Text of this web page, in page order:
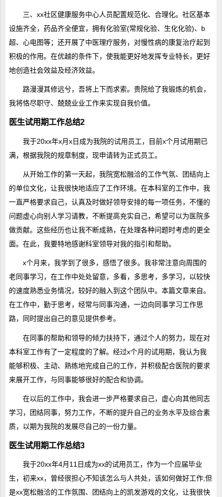
三、xx社区健康服务中心人员配置规范化、合理化。社区基本
设施齐全，药品齐全便宜，拥有化验室(常规化验、生化化验)、b
超、心电图等；还开展了中医理疗服务，对慢性病的康复治疗起到
积极的作用。在优越的条件下，使我能更好地发挥专业特长，更好
地创造社会效益及经济效益。
路漫漫其修远兮，吾将上下而求索。贵院给了我锻炼的机会，
我将恪尽职守、兢兢业业工作来实现自我价值。
医生试用期工作总结2
我于20xx年x月x日成为我院的试用员工，目前x个月试用期已
满，根据我院的规章制度，现申请转为正式员工。
从开始工作的第一天起，我院宽松融洽的工作气氛、团结向上
的单位文化，让我很快地适应了工作环境。在本科室的工作中，我
一直严格要求自己，认真及时做好领导安排的每一项任务，不懂的
问题虚心向别人学习请教，不断提高充实自己，希望可以为医院多
做贡献。这些经历也让我不断成熟，在处理各种问题时考虑的更全
面。在此，我要特地感谢科室领导对我的指引和帮助。
x个月来，我学到了很多，感悟了很多。我非常注意向周围的
老同事学习，在工作中处处留意，多看，多思考，多学习，以较快
的速度熟悉业务情况，较好的融入到这个团队中。本篇文章来自。
在工作中，勤于思考，经常与同事沟通，一边向同事学习工作思
路，同时提出自己的意见提供参考。
在同事的帮助和领导的倾力扶持下，通过个人的努力，现在对
本科室工作有了一定程度的了解。经过x个月的试用期，我认为我
能够积极、主动、熟练地完成自己的工作，并积极配合医院的要求
来展开工作，与同事能够很好的配合和协调。
在以后的工作中，我会进一步严格要求自己，虚心向其他同志
学习，团结同事，努力工作，不断的提升自己的业务水平及综合素
质，以期为我院的发展尽自己的一份力量。
医生试用期工作总结3
我于20xx年4月11日成为xx的试用员工，作为一个应届毕业
生，初来xx，曾经很担心不知该怎么与人共处，该如何做好工作;但
是xx宽松融洽的工作氛围、团结向上的凯发游戏的文化，让我很快